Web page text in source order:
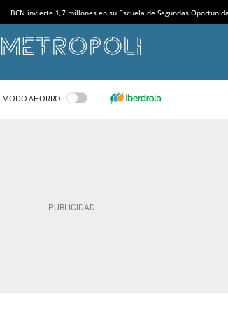
BCN invierte 1,7 millones en su Escuela de Segundas
MODO AHORRO